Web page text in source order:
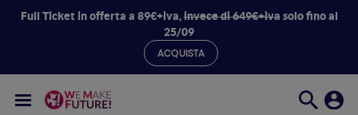
Full Ticket in offerta a 89€+iva,invece di 649€+ivasolo fino al
25/09
ACQUISTA